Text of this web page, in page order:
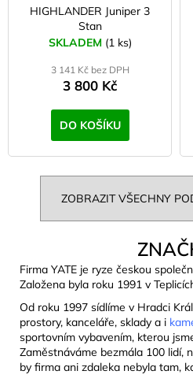
HIGHLANDER Juniper 3
Stan
SKLADEM (1 ks)
3 141 Kč bez DPH
3 800 Kč
DO KOŠÍKU
ZOBRAZIT VŠECHNY
Firma YATE je ryze českou
Založena byla roku 1991 v
Od roku 1997 sídlíme v Hradci
prostory, kanceláře, sklady a i
sportovním vybavením, kterou
Zaměstnáváme bezmála 100 lidí,
by firma ani zdaleka nebyla tam,